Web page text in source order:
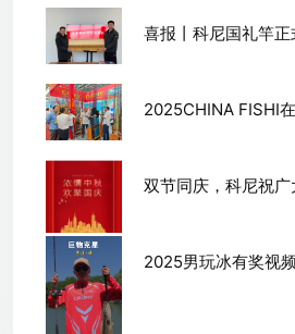
喜报丨科尼国礼竿
2025CHINA FISHI在
双节同庆，科尼祝
2025男玩冰有奖视